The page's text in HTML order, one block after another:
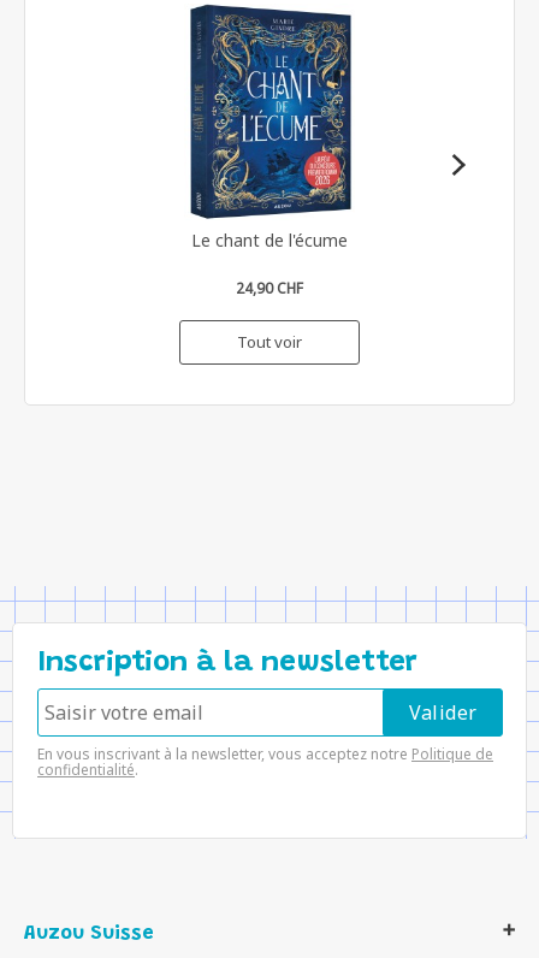
Le chant de l'écume
24,90 CHF
Tout voir
Inscription à la newsletter
En vous inscrivant à la newsletter, vous acceptez notre Politique de
confidentialité.
Auzou Suisse